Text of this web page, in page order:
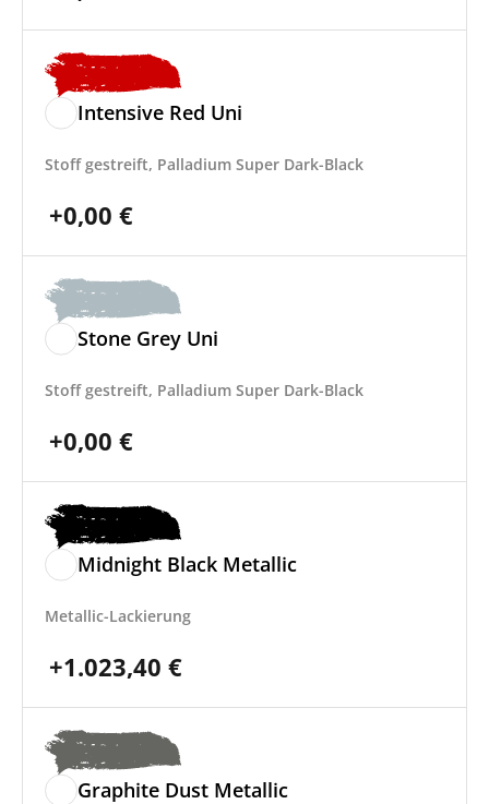
Intensive Red Uni
Stoff gestreift, Palladium Super Dark-Black
+0,00 €
Stone Grey Uni
Stoff gestreift, Palladium Super Dark-Black
+0,00 €
Midnight Black Metallic
Metallic-Lackierung
+1.023,40 €
Graphite Dust Metallic